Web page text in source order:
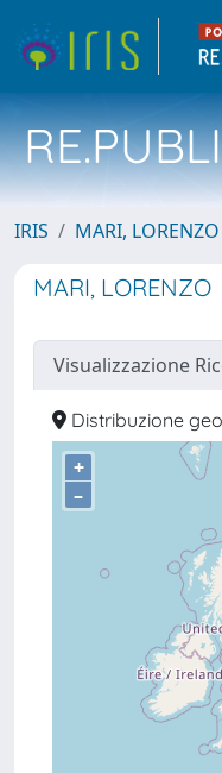
IRIS MARI, LORENZO
MARI, LORENZO
Visualizzazione
Distribuzione
+
–